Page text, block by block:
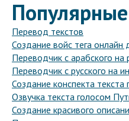
Перевод текстов
Создание войс тега онлайн
Переводчик с арабского на
Переводчик с русского на
Создание конспекта
Озвучка текста голосом
Создание красивого